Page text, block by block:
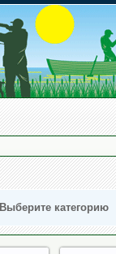
Выберите категорию